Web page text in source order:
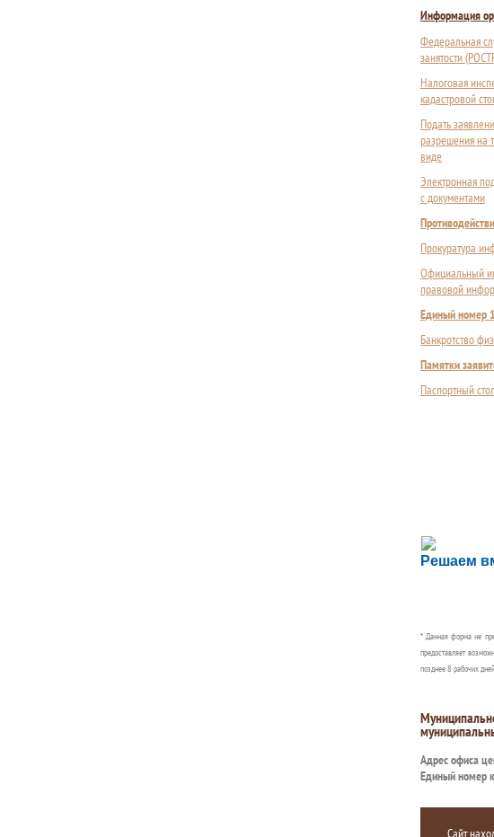
Информация
Федеральная
занятости
Налоговая
кадастровой
Подать
разрешения на
виде
Электронная
с документами
Прокуратура
Официальный
правовой
Единый номер
Банкротство
Памятки
Паспортный стол
Решаем
Сообщите
* Данная форма не
предоставляет
позднее 8 рабочих
Адрес офиса
Единый номер
Сайт